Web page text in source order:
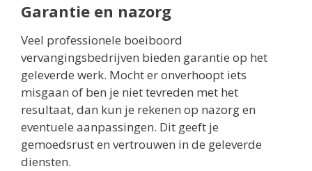
Garantie en nazorg
Veel professionele boeiboord
vervangingsbedrijven bieden garantie op het
geleverde werk. Mocht er onverhoopt iets
misgaan of ben je niet tevreden met het
resultaat, dan kun je rekenen op nazorg en
eventuele aanpassingen. Dit geeft je
gemoedsrust en vertrouwen in de geleverde
diensten.